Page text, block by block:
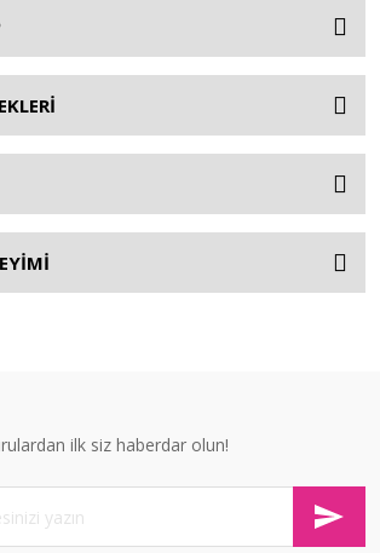
ilk siz haberdar olun!